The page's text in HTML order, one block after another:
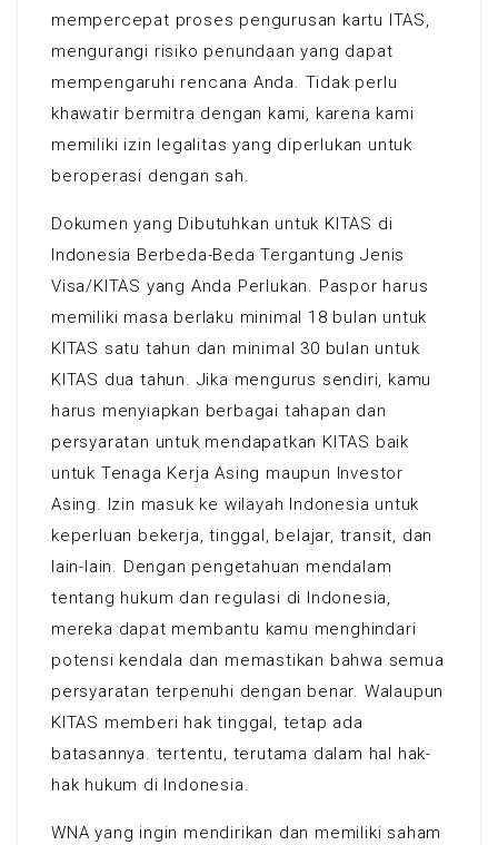
mempercepat proses pengurusan kartu ITAS,
mengurangi risiko penundaan yang dapat
mempengaruhi rencana Anda. Tidak perlu
khawatir bermitra dengan kami, karena kami
memiliki izin legalitas yang diperlukan untuk
beroperasi dengan sah.
Dokumen yang Dibutuhkan untuk KITAS di
Indonesia Berbeda-Beda Tergantung Jenis
Visa/KITAS yang Anda Perlukan. Paspor harus
memiliki masa berlaku minimal 18 bulan untuk
KITAS satu tahun dan minimal 30 bulan untuk
KITAS dua tahun. Jika mengurus sendiri, kamu
harus menyiapkan berbagai tahapan dan
persyaratan untuk mendapatkan KITAS baik
untuk Tenaga Kerja Asing maupun Investor
Asing. Izin masuk ke wilayah Indonesia untuk
keperluan bekerja, tinggal, belajar, transit, dan
lain-lain. Dengan pengetahuan mendalam
tentang hukum dan regulasi di Indonesia,
mereka dapat membantu kamu menghindari
potensi kendala dan memastikan bahwa semua
persyaratan terpenuhi dengan benar. Walaupun
KITAS memberi hak tinggal, tetap ada
batasannya. tertentu, terutama dalam hal hak-
hak hukum di Indonesia.
WNA yang ingin mendirikan dan memiliki saham